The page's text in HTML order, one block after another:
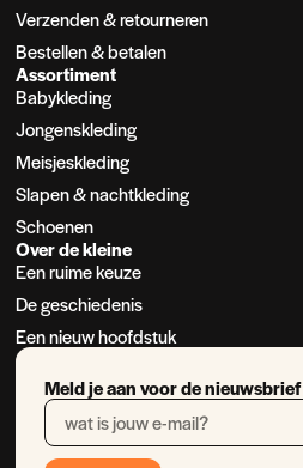
Verzenden & retourneren
Bestellen & betalen
Assortiment
Babykleding
Jongenskleding
Meisjeskleding
Slapen & nachtkleding
Schoenen
Over de kleine
Een ruime keuze
De geschiedenis
Een nieuw hoofdstuk
Meld je aan voor de nieuwsbrief